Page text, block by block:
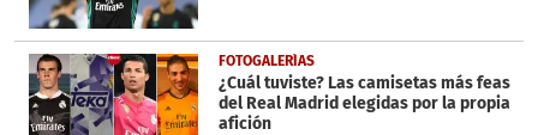
FOTOGALERÍAS
¿Cuál tuviste? Las camisetas más feas
del Real Madrid elegidas por la propia
afición